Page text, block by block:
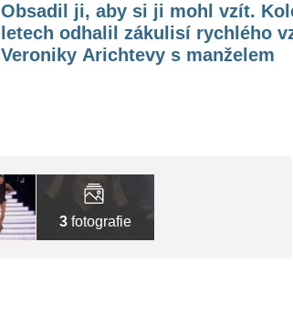
Obsadil ji, aby si ji mohl vzít.
letech odhalil zákulisí rychlého
Veroniky Arichtevy s manželem
3 fotografie